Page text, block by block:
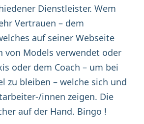
Dienstleister. Wem
Vertrauen – dem
auf seiner Webseite
von Models verwendet oder
oder dem Coach – um bei
zu bleiben – welche sich und
innen zeigen. Die
auf der Hand. Bingo !